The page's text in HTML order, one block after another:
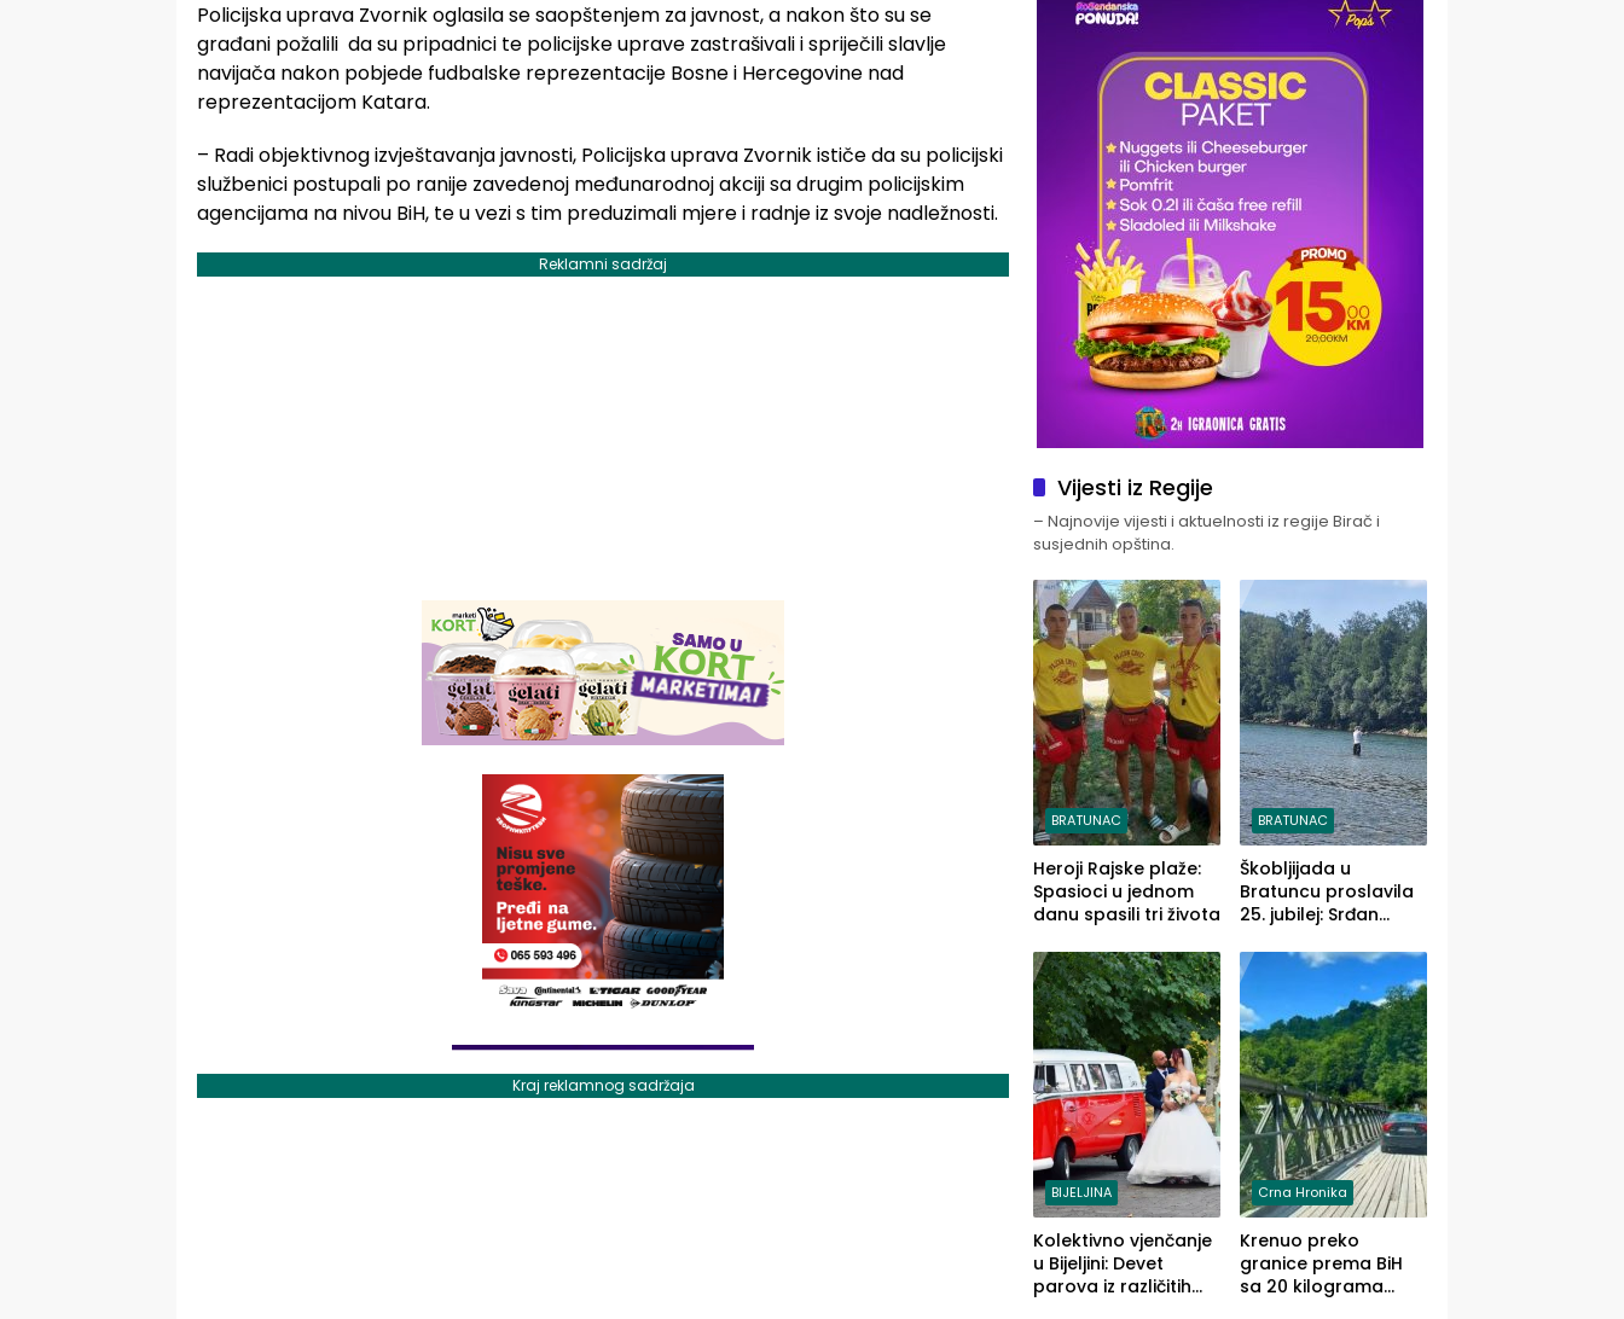
Policijska uprava Zvornik oglasila se saopštenjem za javnost, a nakon što su se
građani požalili da su pripadnici te policijske uprave zastrašivali i spriječili slavlje
navijača nakon pobjede fudbalske reprezentacije Bosne i Hercegovine nad
reprezentacijom Katara.
– Radi objektivnog izvještavanja javnosti, Policijska uprava Zvornik ističe da su policijski
službenici postupali po ranije zavedenoj međunarodnoj akciji sa drugim policijskim
agencijama na nivou BiH, te u vezi s tim preduzimali mjere i radnje iz svoje nadležnosti.
Reklamni sadržaj
Kraj reklamnog sadržaja
Vijesti iz Regije
– Najnovije vijesti i aktuelnosti iz regije Birač i
susjednih opština.
BRATUNAC
Heroji Rajske plaže:
Spasioci u jednom
danu spasili tri života
BRATUNAC
Škobljijada u
Bratuncu proslavila
25. jubilej: Srđan
ulovom od 2.040
grama (FOTO)
BIJELJINA
Kolektivno vjenčanje
u Bijeljini: Devet
parova iz različitih
Crna Hronika
Krenuo preko
granice prema BiH
sa 20 kilograma